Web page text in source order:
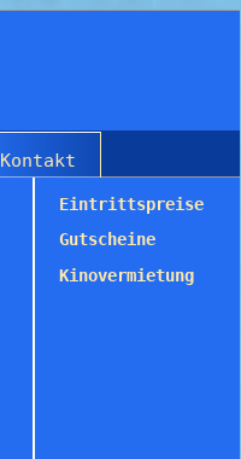
Kontakt
Eintrittspreise
Gutscheine
Kinovermietung